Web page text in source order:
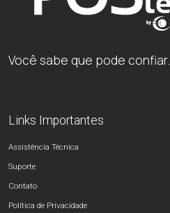
Você sabe que pode confiar.
Links Importantes
Assistência Técnica
Suporte
Contato
Política de Privacidade